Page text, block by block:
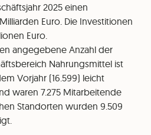
2025 einen
Euro. Die Investitionen
Euro.
angegebene Anzahl der
Nahrungsmittel ist
Vorjahr (16.599) leicht
waren 7.275 Mitarbeitende
Standorten wurden 9.509